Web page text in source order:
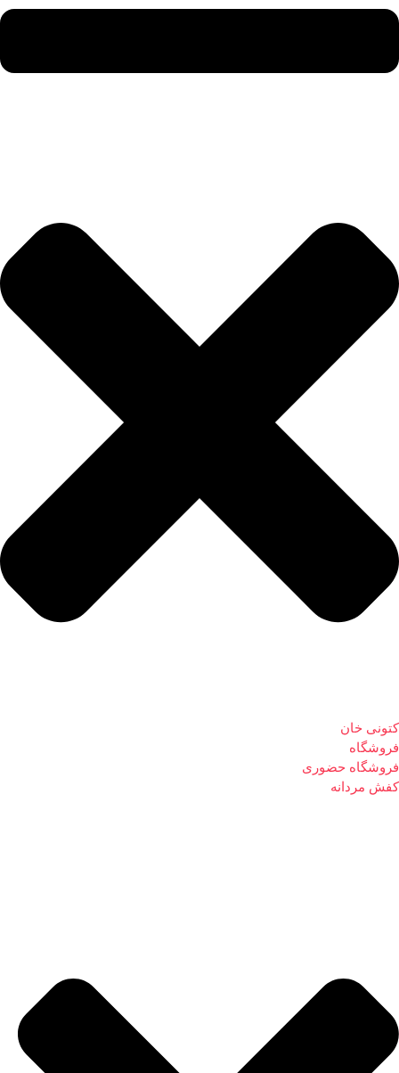
کتونی خان
فروشگاه
فروشگاه حضوری
کفش مردانه